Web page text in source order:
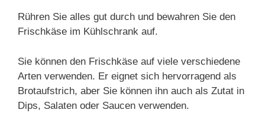
Rühren Sie alles gut durch und bewahren Sie den
Frischkäse im Kühlschrank auf.
Sie können den Frischkäse auf viele verschiedene
Arten verwenden. Er eignet sich hervorragend als
Brotaufstrich, aber Sie können ihn auch als Zutat in
Dips, Salaten oder Saucen verwenden.